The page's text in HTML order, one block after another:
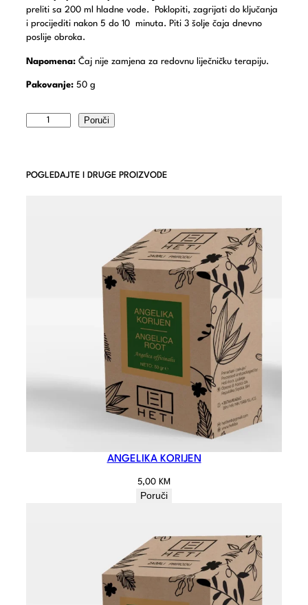
preliti sa 200 ml hladne vode. Poklopiti, zagrijati do ključanja
i procijediti nakon 5 do 10 minuta. Piti 3 šolje čaja dnevno
poslije obroka.
Napomena: Čaj nije zamjena za redovnu liječničku terapiju.
Pakovanje: 50 g
Poruči
POGLEDAJTE I DRUGE PROIZVODE
ANGELIKA KORIJEN
5,00 KM
Poruči